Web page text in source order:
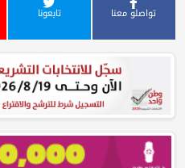
تواصلو معنا تابعونا